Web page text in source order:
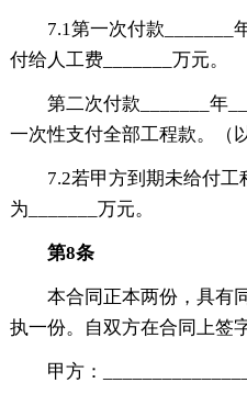
7.1第一次付款_______
付给人工费_______万元。
第二次付款_______年
一次性支付全部工程款。（
7.2若甲方到期未给付
为_______万元。
第8条
本合同正本两份，具有
执一份。自双方在合同上签
甲方：